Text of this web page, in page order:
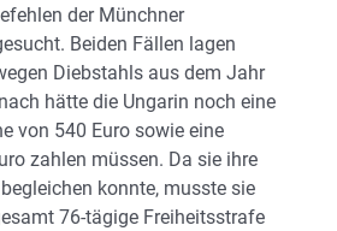
der Münchner
Beiden Fällen lagen
Diebstahls aus dem Jahr
hätte die Ungarin noch eine
von 540 Euro sowie eine
zahlen müssen. Da sie ihre
konnte, musste sie
76-tägige Freiheitsstrafe